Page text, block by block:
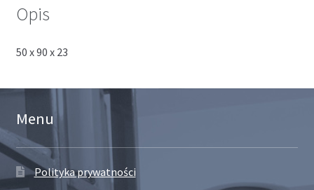
Opis
50 x 90 x 23
Menu
Polityka prywatności